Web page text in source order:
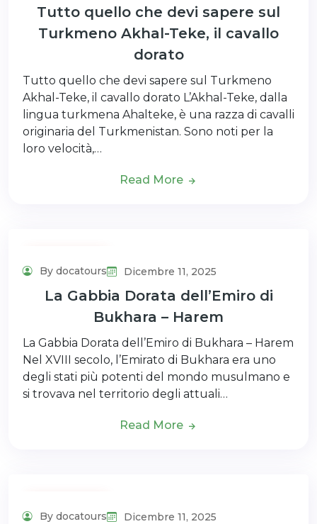
Tutto quello che devi sapere sul
Turkmeno Akhal-Teke, il cavallo
dorato
Tutto quello che devi sapere sul Turkmeno
Akhal-Teke, il cavallo dorato L’Akhal-Teke, dalla
lingua turkmena Ahalteke, è una razza di cavalli
originaria del Turkmenistan. Sono noti per la
loro velocità,…
Read More
By docatours Dicembre 11, 2025
La Gabbia Dorata dell’Emiro di
Bukhara – Harem
La Gabbia Dorata dell’Emiro di Bukhara – Harem
Nel XVIII secolo, l’Emirato di Bukhara era uno
degli stati più potenti del mondo musulmano e
si trovava nel territorio degli attuali…
Read More
By docatours Dicembre 11, 2025